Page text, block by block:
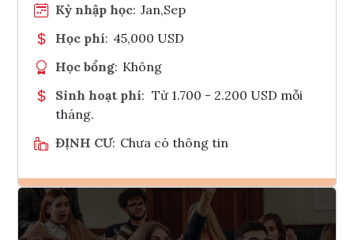
Kỳ nhập học: Jan,Sep
Học phí: 45,000 USD
Học bổng: Không
Sinh hoạt phí: Từ 1.700 - 2.200 USD mỗi
tháng.
ĐỊNH CƯ: Chưa có thông tin
Ghi danh